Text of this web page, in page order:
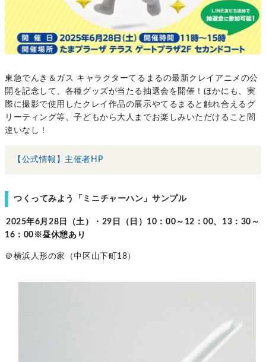
東急でんき＆ガス キャラクターてるまるの最新クレイアニメの公
開を記念して、各種グッズが当たる抽選会を開催！ほかにも、実
際に撮影で使用したクレイ作品の展示やてるまると触れ合えるグ
リーティング等、子どもから大人までお楽しみいただけること間
違いなし！
【公式情報】主催者HP
つくってみよう「ミニチャーハン」サンプル
2025年6月28日（土）・29日（日）10：00～12：00、13：30～
16：00※昼休憩あり
＠横浜人形の家（中区山下町18）